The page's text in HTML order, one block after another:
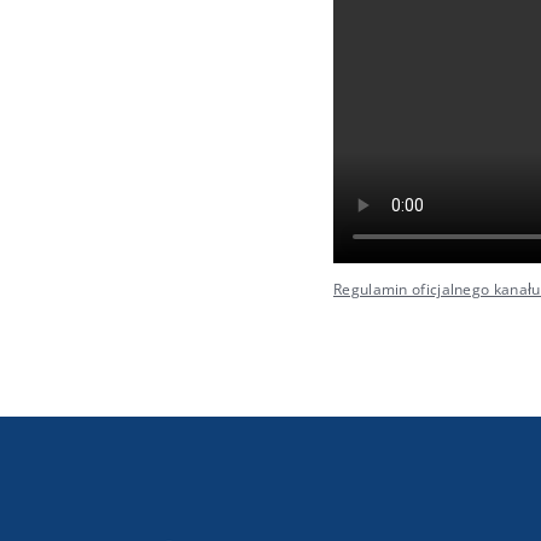
Regulamin oficjalnego